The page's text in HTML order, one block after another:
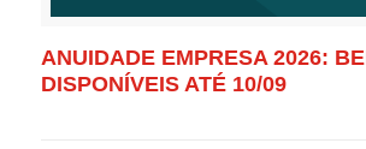
ANUIDADE EMPRESA 2026:
DISPONÍVEIS ATÉ 10/09